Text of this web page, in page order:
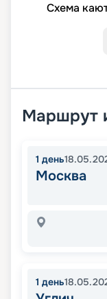
Схема
Маршрут
1 день
Москва
1 день